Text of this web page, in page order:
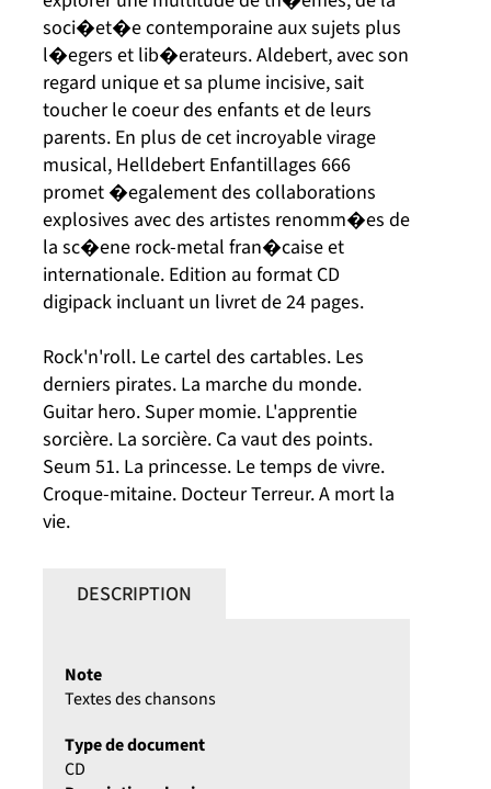
soci�et�e contemporaine aux sujets plus
l�egers et lib�erateurs. Aldebert, avec son
regard unique et sa plume incisive, sait
toucher le coeur des enfants et de leurs
parents. En plus de cet incroyable virage
musical, Helldebert Enfantillages 666
promet �egalement des collaborations
explosives avec des artistes renomm�es de
la sc�ene rock-metal fran�caise et
internationale. Edition au format CD
digipack incluant un livret de 24 pages.
Rock'n'roll. Le cartel des cartables. Les
derniers pirates. La marche du monde.
Guitar hero. Super momie. L'apprentie
sorcière. La sorcière. Ca vaut des points.
Seum 51. La princesse. Le temps de vivre.
Croque-mitaine. Docteur Terreur. A mort la
vie.
DESCRIPTION
Note
Textes des chansons
Type de document
CD